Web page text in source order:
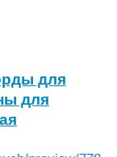
для
для